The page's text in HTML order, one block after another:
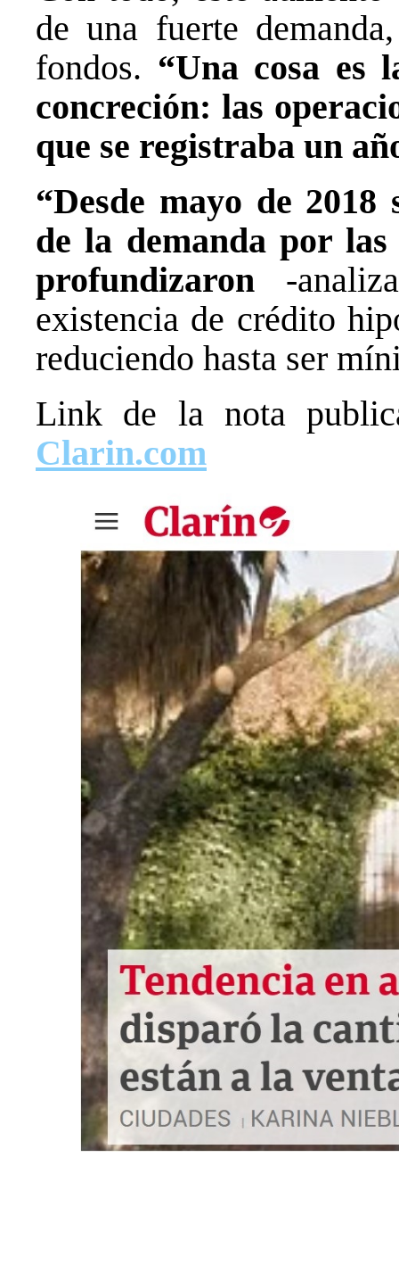
de una fuerte
fondos. “Una cosa es
concreción: las
que se registraba un
“Desde mayo de
de la demanda por las
profundizaron -
existencia de crédito
reduciendo hasta ser
Link de la nota
Clarin.com